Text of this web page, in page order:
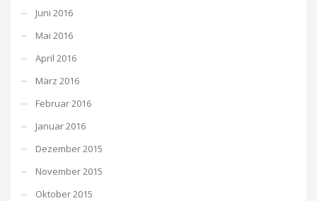
Juni 2016
Mai 2016
April 2016
März 2016
Februar 2016
Januar 2016
Dezember 2015
November 2015
Oktober 2015